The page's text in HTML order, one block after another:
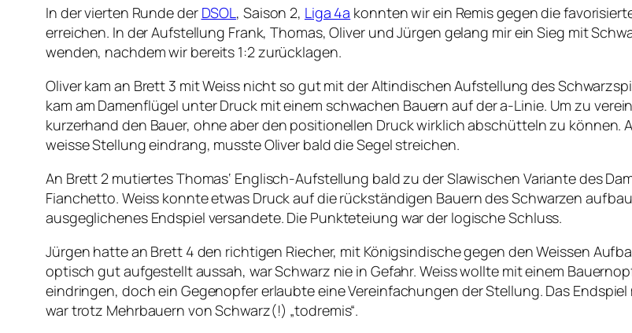
In der vierten Runde der DSOL , Saison 2, Liga 4a konnten wir ein Remis gegen die
erreichen. In der Aufstellung Frank, Thomas, Oliver und Jürgen gelang mir ein Sieg mit
wenden, nachdem wir bereits 1:2 zurücklagen.
Oliver kam an Brett 3 mit Weiss nicht so gut mit der Altindischen Aufstellung des
kam am Damenflügel unter Druck mit einem schwachen Bauern auf der a-Linie. Um zu
kurzerhand den Bauer, ohne aber den positionellen Druck wirklich abschütteln zu können.
weisse Stellung eindrang, musste Oliver bald die Segel streichen.
An Brett 2 mutiertes Thomas‘ Englisch-Aufstellung bald zu der Slawischen Variante des
Fianchetto. Weiss konnte etwas Druck auf die rückständigen Bauern des Schwarzen
ausgeglichenes Endspiel versandete. Die Punkteteiung war der logische Schluss.
Jürgen hatte an Brett 4 den richtigen Riecher, mit Königsindische gegen den Weissen
optisch gut aufgestellt aussah, war Schwarz nie in Gefahr. Weiss wollte mit einem
eindringen, doch ein Gegenopfer erlaubte eine Vereinfachungen der Stellung. Das
war trotz Mehrbauern von Schwarz(!) „todremis“.